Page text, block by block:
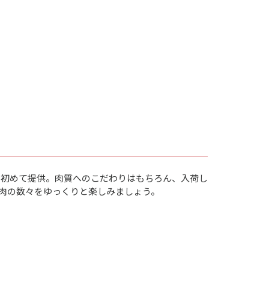
めて提供。肉質へのこだわりはもちろん、入荷し
数々をゆっくりと楽しみましょう。